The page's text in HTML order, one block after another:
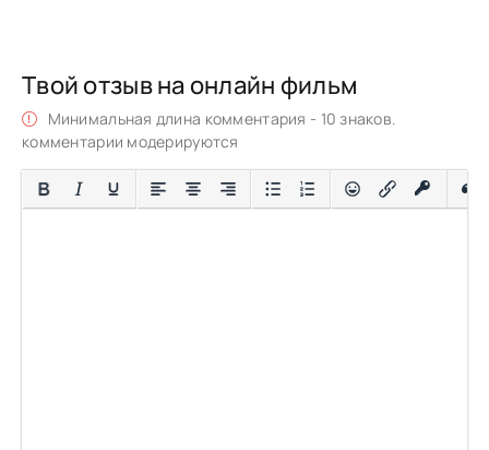
Твой отзыв на онлайн фильм
Минимальная длина комментария - 10 знаков.
комментарии модерируются